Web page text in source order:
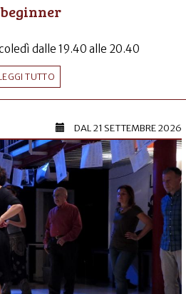
dalle 19.40 alle 20.40
TUTTO
DAL21 SETTEMBRE 2026